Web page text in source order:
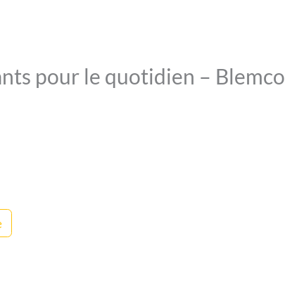
pour le quotidien – Blemco